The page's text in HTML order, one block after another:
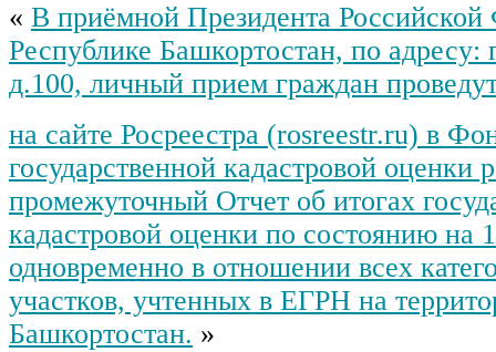
« В приёмной Президента Российской
Республике Башкортостан, по
д.100, личный прием граждан
на сайте Росреестра (rosreestr.ru) в
государственной кадастровой оценки
промежуточный Отчет об итогах
кадастровой оценки по состоянию на
одновременно в отношении всех
участков, учтенных в ЕГРН на
Башкортостан. »